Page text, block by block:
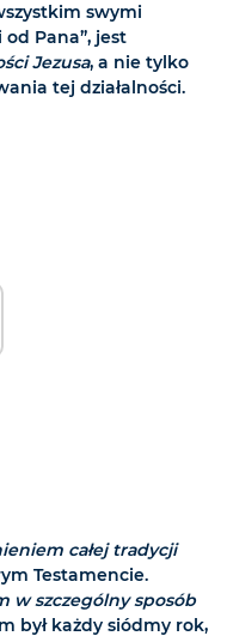
swymi
od Pana”, jest
Jezusa, a nie tylko
tej działalności.
całej tradycji
Testamencie.
w szczególny sposób
był każdy siódmy rok,